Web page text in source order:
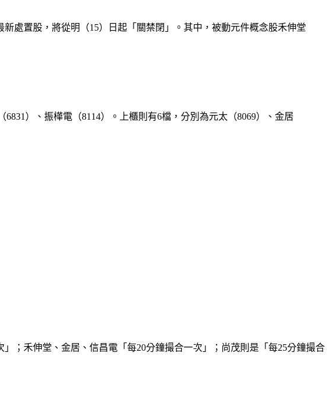
處置股，將從明（15）日起「關禁閉」。其中，被動元件概念股禾伸堂
）、振樺電（8114）。上櫃則有6檔，分別為元太（8069）、金居
；禾伸堂、金居、信昌電「每20分鐘撮合一次」；尚茂則是「每25分鐘撮合